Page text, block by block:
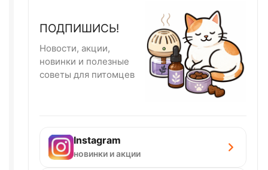
ПОДПИШИСЬ!
Новости, акции,
новинки и полезные
советы для питомцев
Instagram
новинки и акции